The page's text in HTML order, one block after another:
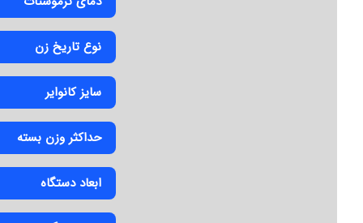
نوع تاریخ زن
سایز کانوایر
حداکثر وزن بسته
ابعاد دستگاه